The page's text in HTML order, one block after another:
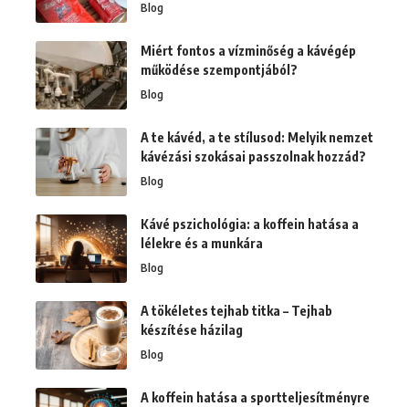
Blog
Miért fontos a vízminőség a kávégép
működése szempontjából?
Blog
A te kávéd, a te stílusod: Melyik nemzet
kávézási szokásai passzolnak hozzád?
Blog
Kávé pszichológia: a koffein hatása a
lélekre és a munkára
Blog
A tökéletes tejhab titka – Tejhab
készítése házilag
Blog
A koffein hatása a sportteljesítményre